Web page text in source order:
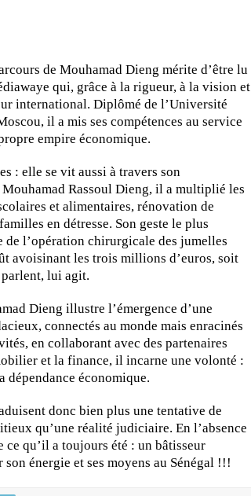
de Mouhamad Dieng mérite d’être lu
qui, grâce à la rigueur, à la vision et
international. Diplômé de l’Université
il a mis ses compétences au service
empire économique.
: elle se vit aussi à travers son
Rassoul Dieng, il a multiplié les
et alimentaires, rénovation de
en détresse. Son geste le plus
de l’opération chirurgicale des jumelles
avoisinant les trois millions d’euros, soit
parlent, lui agit.
Dieng illustre l’émergence d’une
connectés au monde mais enracinés
en collaborant avec des partenaires
et la finance, il incarne une volonté :
dépendance économique.
donc bien plus une tentative de
qu’une réalité judiciaire. En l’absence
qu’il a toujours été : un bâtisseur
énergie et ses moyens au Sénégal !!!